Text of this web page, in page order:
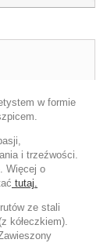
w formie
i trzeźwości.
Więcej o
tutaj.
ze stali
kółeczkiem).